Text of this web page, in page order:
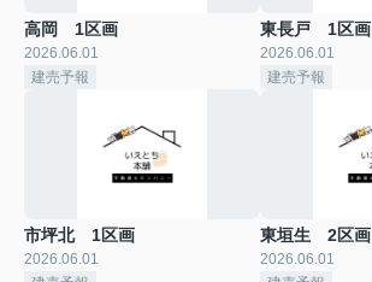
高岡 1区画
2026.06.01
建売予報
東長戸 1区画
2026.06.01
建売予報
市坪北 1区画
2026.06.01
東垣生 2区画
2026.06.01